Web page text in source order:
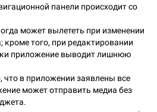
панели происходит со
может вылететь при изменении
кроме того, при редактировании
приложение выводит лишнюю
что в приложении заявлены все
может отправить медиа без